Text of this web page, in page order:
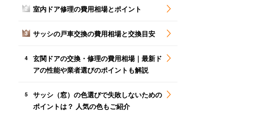
2 室内ドア修理の費用相場とポイント
3 サッシの戸車交換の費用相場と交換目安
4
玄関ドアの交換・修理の費用相場｜最新ド
アの性能や業者選びのポイントも解説
5
サッシ（窓）の色選びで失敗しないための
ポイントは？ 人気の色もご紹介